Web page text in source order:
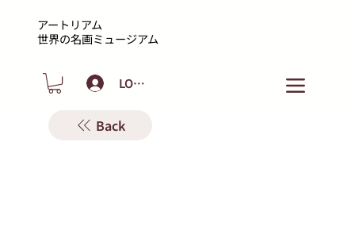
アートリアム
​世界の名画ミュージアム
LOGIN
Back